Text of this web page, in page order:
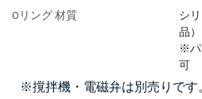
Oリング 材質
シ
品）
※パ
可
※撹拌機・電磁弁は別売りです